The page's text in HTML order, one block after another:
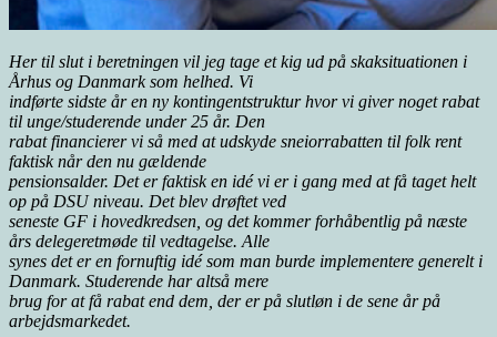
Her til slut i beretningen vil jeg tage et kig ud på skaksituationen i
Århus og Danmark som helhed. Vi
indførte sidste år en ny kontingentstruktur hvor vi giver noget rabat
til unge/studerende under 25 år. Den
rabat financierer vi så med at udskyde sneiorrabatten til folk rent
faktisk når den nu gældende
pensionsalder. Det er faktisk en idé vi er i gang med at få taget helt
op på DSU niveau. Det blev drøftet ved
seneste GF i hovedkredsen, og det kommer forhåbentlig på næste
års delegeretmøde til vedtagelse. Alle
synes det er en fornuftig idé som man burde implementere generelt i
Danmark. Studerende har altså mere
brug for at få rabat end dem, der er på slutløn i de sene år på
arbejdsmarkedet.